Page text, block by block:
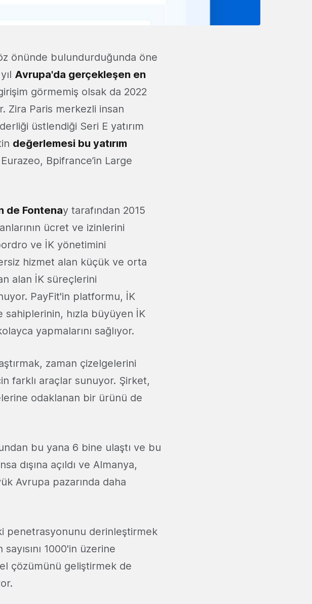
önünde bulundurduğunda öne
Avrupa'da gerçekleşen en
görmemiş olsak da 2022
Zira Paris merkezli insan
üstlendiği Seri E yatırım
değerlemesi bu yatırım
Bpifrance’in Large
de Fontenay tarafından 2015
ücret ve izinlerini
ve İK yönetimini
hizmet alan küçük ve orta
alan İK süreçlerini
PayFit'in platformu, İK
hızla büyüyen İK
yapmalarını sağlıyor.
zaman çizelgelerini
farklı araçlar sunuyor. Şirket,
odaklanan bir ürünü de
bu yana 6 bine ulaştı ve bu
dışına açıldı ve Almanya,
Avrupa pazarında daha
penetrasyonunu derinleştirmek
1000'in üzerine
çözümünü geliştirmek de